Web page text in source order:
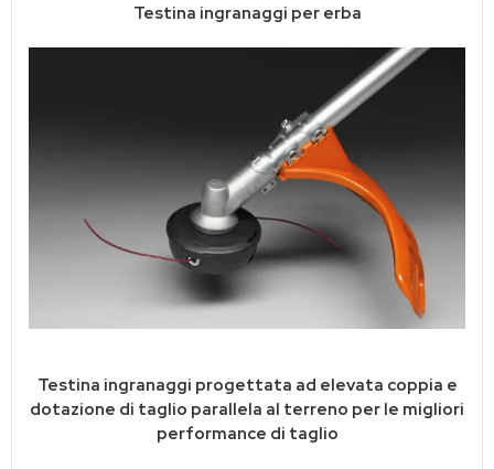
Testina ingranaggi per erba
Testina ingranaggi progettata ad elevata coppia e
dotazione di taglio parallela al terreno per le migliori
performance di taglio